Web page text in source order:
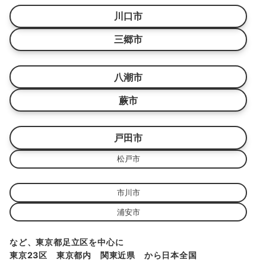
川口市
三郷市
八潮市
蕨市
戸田市
松戸市
市川市
浦安市
など、東京都足立区を中心に
東京23区 東京都内 関東近県 から日本全国